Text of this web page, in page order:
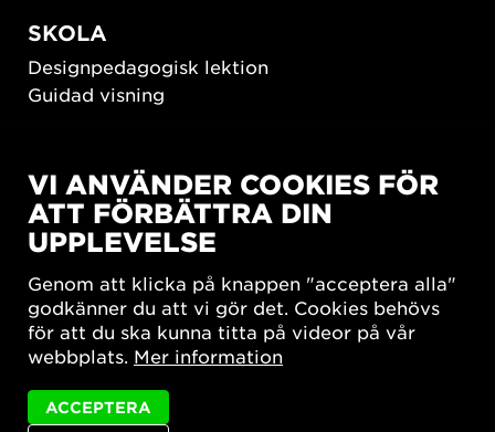
SKOLA
Designpedagogisk lektion
Guidad visning
New European Bauhaus
SUSTAINORDIC
Share Future Living
What Matter_s
VI ANVÄNDER COOKIES FÖR
ATT FÖRBÄTTRA DIN
UPPLEVELSE
Genom att klicka på knappen "acceptera alla"
godkänner du att vi gör det. Cookies behövs
för att du ska kunna titta på videor på vår
webbplats. Mer information
ACCEPTERA